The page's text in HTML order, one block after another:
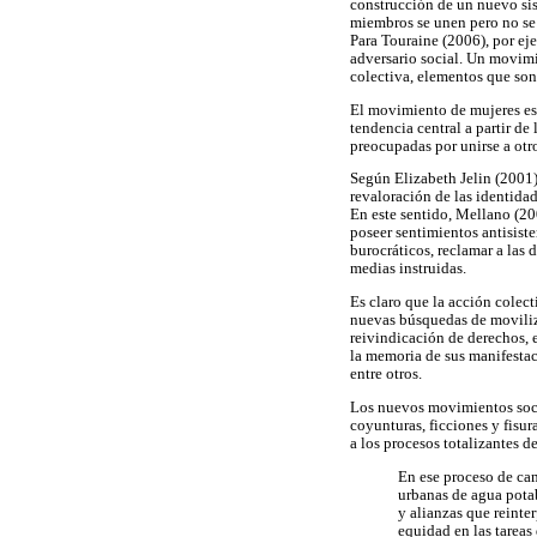
construcción de un nuevo
miembros se unen pero no
Para Touraine (2006), por
adversario social. Un
colectiva, elementos que
El movimiento de mujeres
tendencia central a partir de
preocupadas por unirse a
Según Elizabeth Jelin
revaloración de las
En este sentido, Mellano
poseer sentimientos
burocráticos, reclamar a las
medias instruidas.
Es claro que la acción
nuevas búsquedas de
reivindicación de derechos,
la memoria de sus
entre otros.
Los nuevos movimientos
coyunturas, ficciones y
a los procesos totalizantes
En ese proceso de
urbanas de agua
y alianzas que
equidad en las